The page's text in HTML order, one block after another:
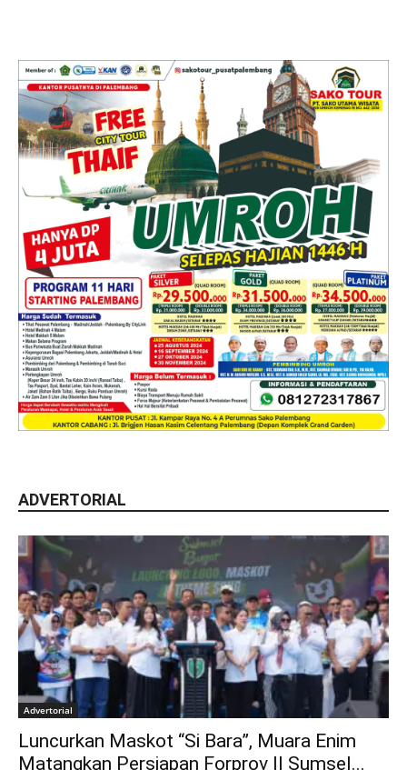
ADVERTORIAL
Advertorial
Luncurkan Maskot “Si Bara”, Muara Enim
Matangkan Persiapan Forprov II Sumsel...